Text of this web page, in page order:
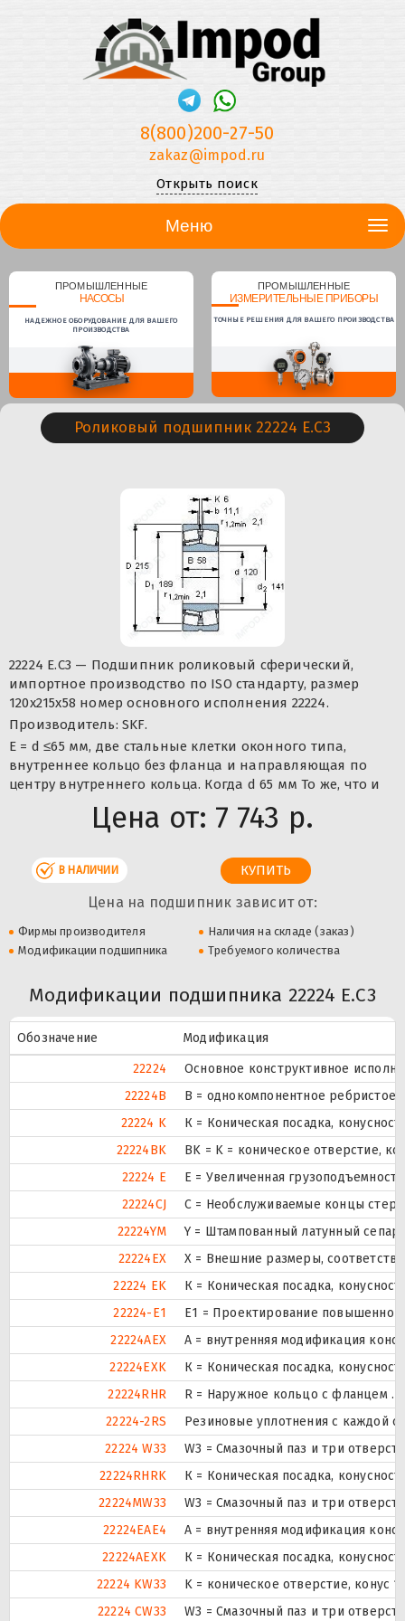
8(800)200-27-50
zakaz@impod.ru
Открыть поиск
Меню
ПРОМЫШЛЕННЫЕ
НАСОСЫ
НАДЕЖНОЕ ОБОРУДОВАНИЕ ДЛЯ ВАШЕГО
ПРОИЗВОДСТВА
ПРОМЫШЛЕННЫЕ
ИЗМЕРИТЕЛЬНЫЕ ПРИБОРЫ
ТОЧНЫЕ РЕШЕНИЯ ДЛЯ ВАШЕГО ПРОИЗВОДСТВА
Роликовый подшипник 22224 E.C3
22224 E.C3 — Подшипник роликовый сферический,
импортное производство по ISO стандарту, размер
120x215x58 номер основного исполнения 22224.
Производитель: SKF.
E = d ≤65 мм, две стальные клетки оконного типа,
внутреннее кольцо без фланца и направляющая по
центру внутреннего кольца. Когда d 65 мм То же, что и
Цена от: 7 743 р.
В НАЛИЧИИ
Цена на подшипник зависит от:
Фирмы производителя
Наличия на складе (заказ)
Модификации подшипника
Требуемого количества
Модификации подшипника 22224 E.C3
Обозначение
Модификация
22224
Основное конструктивное
22224B
B = однокомпонентное ребристое
22224 K
К = Коническая посадка,
22224BK
BK = K = коническое отверстие,
22224 E
Е = Увеличенная
22224CJ
С = Необслуживаемые концы
22224YM
Y = Штампованный латунный
22224EX
X = Внешние размеры,
22224 EK
К = Коническая посадка,
22224-E1
E1 = Проектирование повышенной
22224AEX
A = внутренняя модификация
22224EXK
К = Коническая посадка,
22224RHR
R = Наружное кольцо с фланцем .
22224-2RS
Резиновые уплотнения с каждой
22224 W33
W3 = Смазочный паз и три
22224RHRK
К = Коническая посадка,
22224MW33
W3 = Смазочный паз и три
22224EAE4
A = внутренняя модификация
22224AEXK
К = Коническая посадка,
22224 KW33
K = коническое отверстие, конус
22224 CW33
W3 = Смазочный паз и три